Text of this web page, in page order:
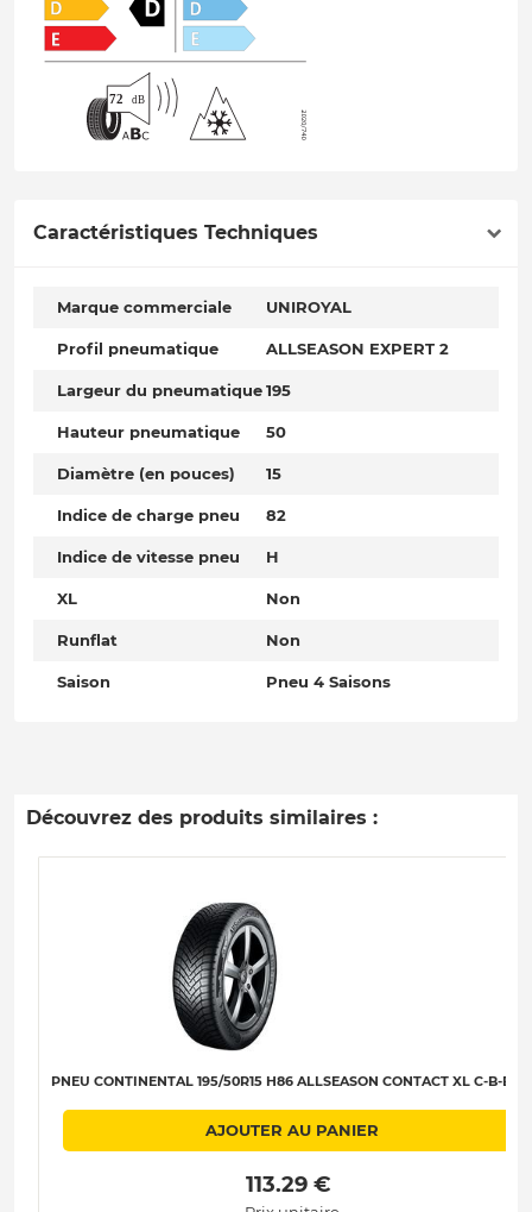
Caractéristiques Techniques
Marque commerciale UNIROYAL
Profil pneumatique ALLSEASON EXPERT 2
Largeur du pneumatique195
Hauteur pneumatique 50
Diamètre (en pouces) 15
Indice de charge pneu 82
Indice de vitesse pneu H
XL Non
Runflat Non
Saison Pneu 4 Saisons
Découvrez des produits similaires :
PNEU CONTINENTAL 195/50R15 H86 ALLSEASON CONTACT XL C-B-B-72
AJOUTER AU PANIER
113.29 €